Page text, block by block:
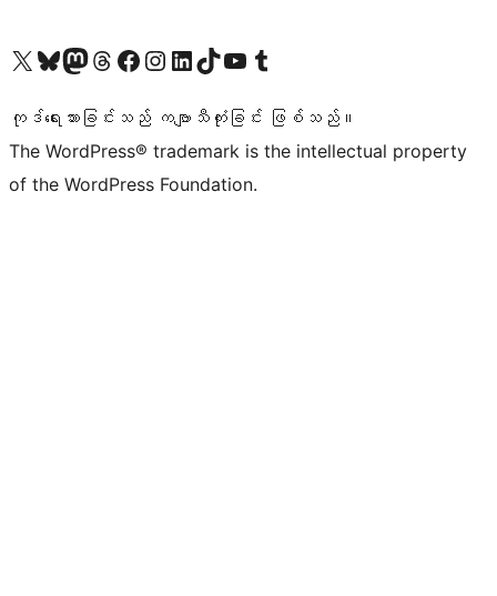
ကျွန်ုပ်တို့၏ X (ယခင် Twitter) အကောင့်သို့ သွားရောက်ကြည့်ရှုပါကျွန်ုပ်တို့၏ Bluesky အကောင့်သို့ ဝင်ရောက်ကြည့်ရှုရန်
ကျွန်ုပ်တို့၏ Mastodon အကောင့်သို့ သွားရောက်ကြည့်ရှုပါကျွန်ုပ်တို့၏ Threads အကောင့်သို့ ဝင်ရောက်ကြည့်ရှုရန်
ကျွန်ုပ်တို့၏ Facebook စာမျက်နှာသို့ သွားရောက်ကြည့်ရှုပါကျွန်ုပ်တို့၏ Instagram အကောင့်သို့ သွားရောက်ကြည့်ရှုပါ ကျွန်ုပ်တို့၏ LinkedIn အကောင့်သို့ သွားရောက်ကြည့်ရှုပါကျွန်ုပ်တို့၏ TikTok အကောင့်သို့ ဝင်ရောက်ကြည့်ရှုရန်
ကျွန်ုပ်တို့၏ YouTube ချန်နယ်သို့ သွားရောက်ကြည့်ရှုပါ ကျွန်ုပ်တို့၏ Tumblr အကောင့်သို့ ဝင်ရောက်ကြည့်ရှုရန်
ကုဒ်ရေးသားခြင်းသည် ကဗျာသီကုံးခြင်း ဖြစ်သည်။
The WordPress® trademark is the intellectual property
of the WordPress Foundation.